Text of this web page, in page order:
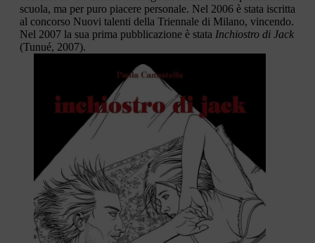
scuola, ma per puro piacere personale. Nel 2006 è stata iscritta
al concorso Nuovi talenti della Triennale di Milano, vincendo.
Nel 2007 la sua prima pubblicazione è stata Inchiostro di Jack
(Tunué, 2007).